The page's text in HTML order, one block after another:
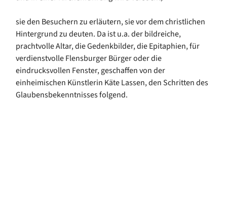
sie den Besuchern zu erläutern, sie vor dem christlichen
Hintergrund zu deuten. Da ist u.a. der bildreiche,
prachtvolle Altar, die Gedenkbilder, die Epitaphien, für
verdienstvolle Flensburger Bürger oder die
eindrucksvollen Fenster, geschaffen von der
einheimischen Künstlerin Käte Lassen, den Schritten des
Glaubensbekenntnisses folgend.